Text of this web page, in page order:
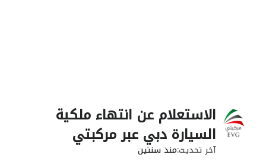
الاستعلام عن انتهاء ملكية
السيارة دبي عبر مركبتي
آخر تحديثمنذ سنتين